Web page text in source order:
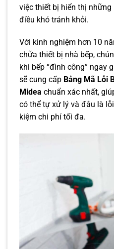
việc thiết bị hiển thị
điều khó tránh khỏi.
Với kinh nghiệm hơn 10
chữa thiết bị nhà bếp,
khi bếp “đình công” ngay
sẽ cung cấp Bảng Mã Lỗi
Midea chuẩn xác nhất,
có thể tự xử lý và đâu là
kiệm chi phí tối đa.